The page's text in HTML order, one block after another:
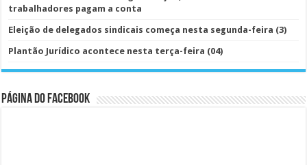
trabalhadores pagam a conta
Eleição de delegados sindicais começa nesta segunda-feira (3)
Plantão Jurídico acontece nesta terça-feira (04)
Página do Facebook